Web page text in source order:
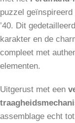
puzzel geïnspireerd
’40. Dit
karakter en de
compleet met
elementen.
Uitgerust met een
assemblage echt